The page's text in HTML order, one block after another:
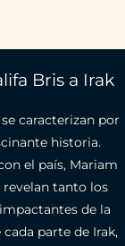
Bris a Irak
caracterizan por
historia.
el país, Mariam
revelan tanto los
de la
parte de Irak,